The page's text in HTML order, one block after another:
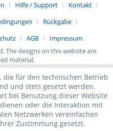
Hilfe / Support
Kontakt
Rückgabe
AGB
Impressum
The designs on this website are
material.
die für den technischen Betrieb
und stets gesetzt werden.
bei Benutzung dieser Website
oder die Interaktion mit
Netzwerken vereinfachen
Zustimmung gesetzt.